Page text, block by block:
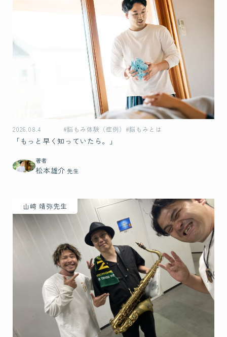
2026.08.4 #脳もみ体験（症例） #脳もみとは
「もっと早く知っていたら。」
著者
松本雄介 先生
山﨑 靖弥先生